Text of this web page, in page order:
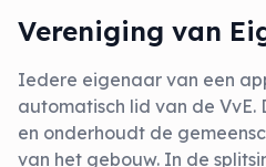
Vereniging van
Iedere eigenaar van een
automatisch lid van de
en onderhoudt de
van het gebouw. In de